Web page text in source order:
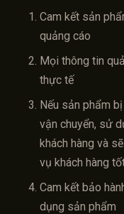
Cam kết sản
quảng cáo
Mọi thông tin
thực tế
Nếu sản phẩm
vận chuyển, sử
khách hàng và
vụ khách hàng
Cam kết bảo
dụng sản phẩm